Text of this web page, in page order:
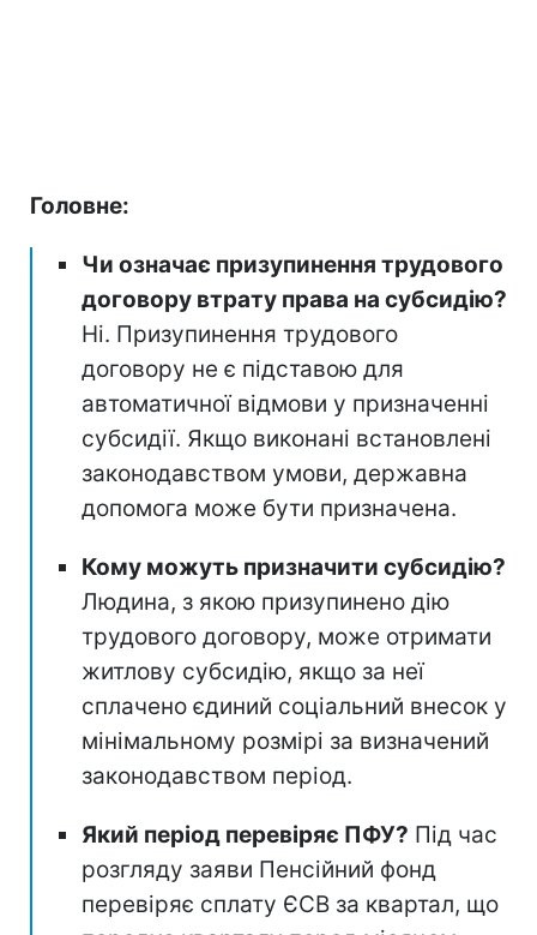
Головне:
Чи означає призупинення трудового
договору втрату права на субсидію?
Ні. Призупинення трудового
договору не є підставою для
автоматичної відмови у призначенні
субсидії. Якщо виконані встановлені
законодавством умови, державна
допомога може бути призначена.
Кому можуть призначити субсидію?
Людина, з якою призупинено дію
трудового договору, може отримати
житлову субсидію, якщо за неї
сплачено єдиний соціальний внесок у
мінімальному розмірі за визначений
законодавством період.
Який період перевіряє ПФУ? Під час
розгляду заяви Пенсійний фонд
перевіряє сплату ЄСВ за квартал, що